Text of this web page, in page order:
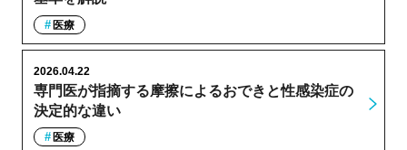
医療
専門医が指摘する摩擦によるおできと性感染症の
決定的な違い
2026.04.22
医療